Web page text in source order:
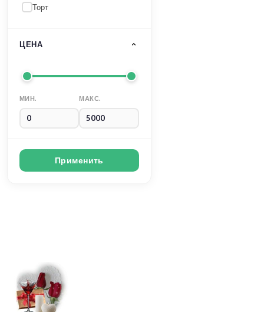
Торт
ЦЕНА
МИН. МАКС.
Применить